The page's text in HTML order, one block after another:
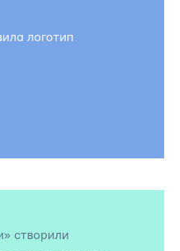
логотип
створили